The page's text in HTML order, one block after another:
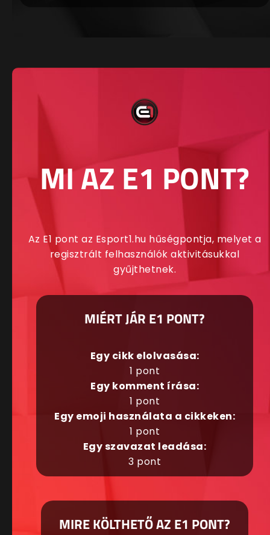
MI AZ E1 PONT?
Az E1 pont az Esport1.hu hűségpontja, melyet a
regisztrált felhasználók aktivitásukkal
gyűjthetnek.
MIÉRT JÁR E1 PONT?
Egy cikk elolvasása:
1 pont
Egy komment írása:
1 pont
Egy emoji használata a cikkeken:
1 pont
Egy szavazat leadása:
3 pont
MIRE KÖLTHETŐ AZ E1 PONT?